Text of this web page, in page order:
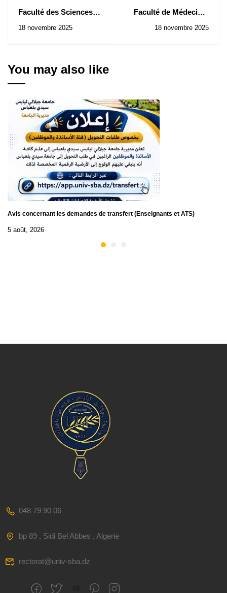
Faculté des Sciences
Commerciales : Avis de
18 novembre 2025
Faculté de Médecine:
N° 38/2025, 39/2025,
18 novembre 2025
You may also like
Avis concernant les demandes de transfert (Enseignants et ATS)
5 août, 2026
048 79 90 06
bp 89 , Sidi Bel Abbes , Algerie
rectorat@univ-sba.dz